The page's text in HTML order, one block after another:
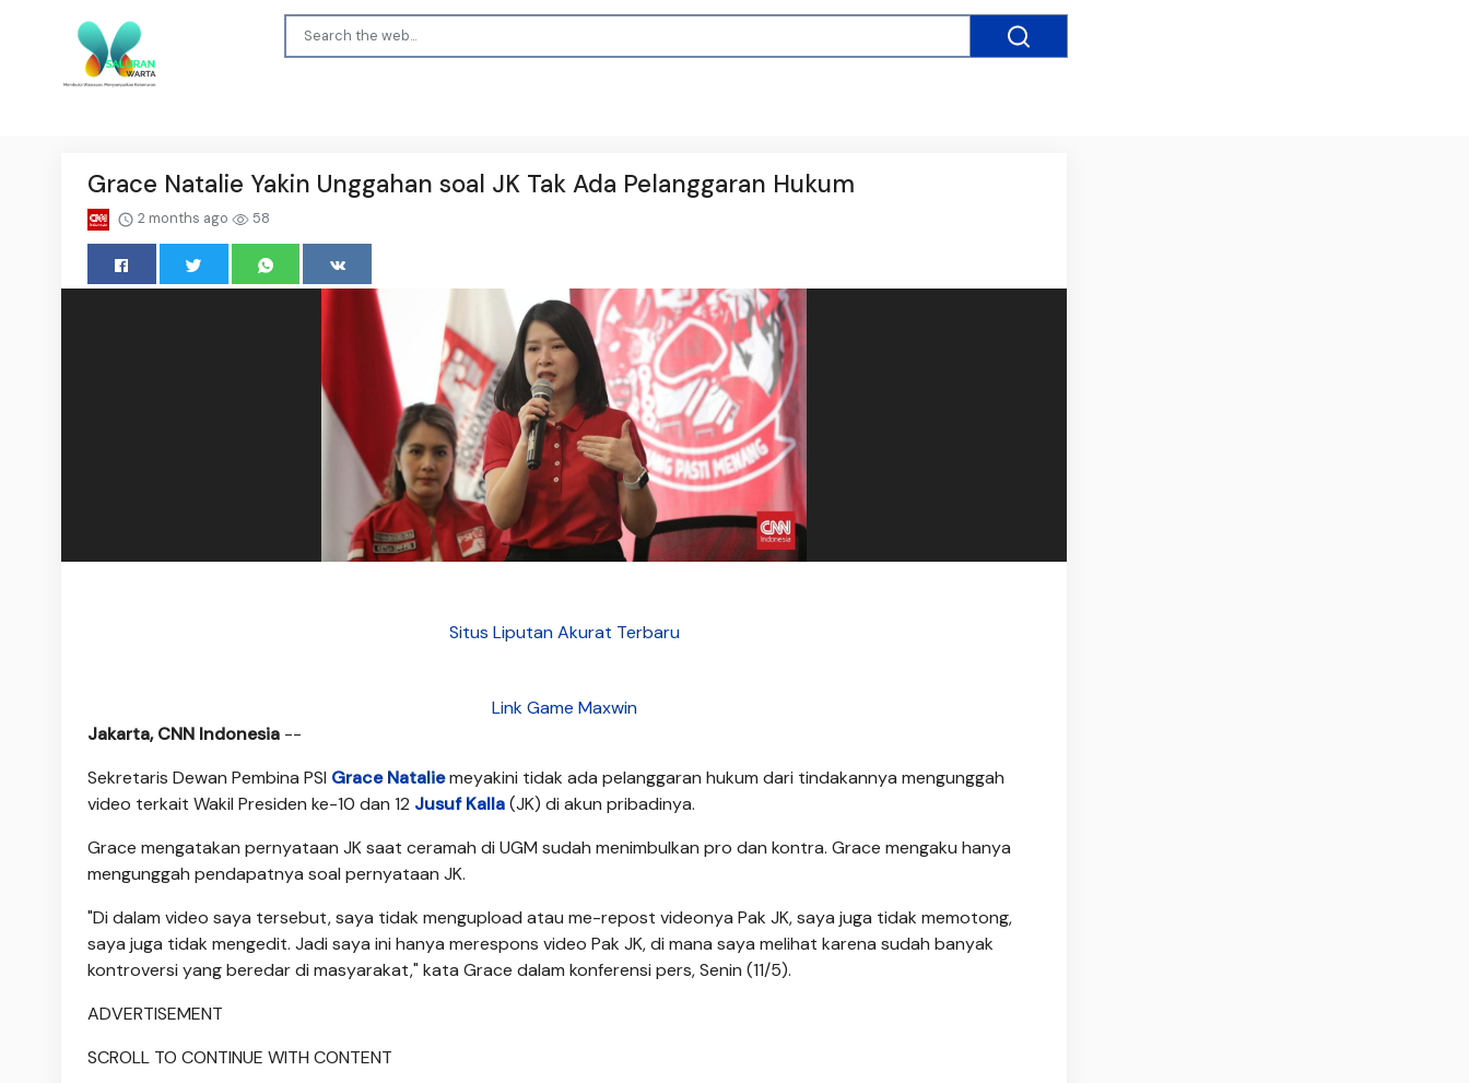
Grace Natalie Yakin Unggahan soal JK Tak Ada Pelanggaran Hukum
2 months ago 58
Situs Liputan Akurat Terbaru
Link Game Maxwin
Jakarta, CNN Indonesia --
Sekretaris Dewan Pembina PSI Grace Nataliemeyakini tidak ada pelanggaran hukum dari tindakannya mengunggah
video terkait Wakil Presiden ke-10 dan 12 Jusuf Kalla(JK) di akun pribadinya.
Grace mengatakan pernyataan JK saat ceramah di UGM sudah menimbulkan pro dan kontra. Grace mengaku hanya
mengunggah pendapatnya soal pernyataan JK.
"Di dalam video saya tersebut, saya tidak mengupload atau me-repost videonya Pak JK, saya juga tidak memotong,
saya juga tidak mengedit. Jadi saya ini hanya merespons video Pak JK, di mana saya melihat karena sudah banyak
kontroversi yang beredar di masyarakat," kata Grace dalam konferensi pers, Senin (11/5).
ADVERTISEMENT
SCROLL TO CONTINUE WITH CONTENT